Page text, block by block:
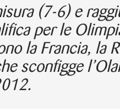
(7-6) e
per le
la Francia, la
sconfigge